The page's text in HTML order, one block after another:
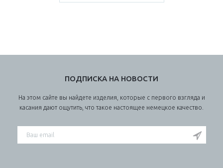
ПОДПИСКА НА НОВОСТИ
На этом сайте вы найдете изделия, которые с первого взгляда и
касания дают ощутить, что такое настоящее немецкое качество.